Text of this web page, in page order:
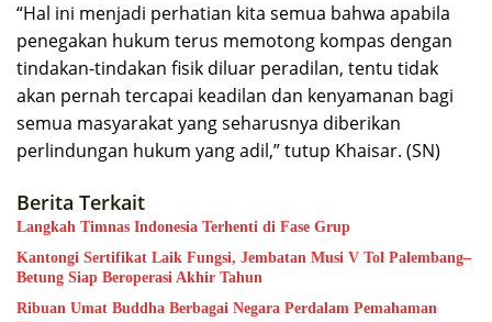
“Hal ini menjadi perhatian kita semua bahwa apabila
penegakan hukum terus memotong kompas dengan
tindakan-tindakan fisik diluar peradilan, tentu tidak
akan pernah tercapai keadilan dan kenyamanan bagi
semua masyarakat yang seharusnya diberikan
perlindungan hukum yang adil,” tutup Khaisar. (SN)
Berita Terkait
Langkah Timnas Indonesia Terhenti di Fase Grup
Kantongi Sertifikat Laik Fungsi, Jembatan Musi V Tol Palembang–
Betung Siap Beroperasi Akhir Tahun
Ribuan Umat Buddha Berbagai Negara Perdalam Pemahaman